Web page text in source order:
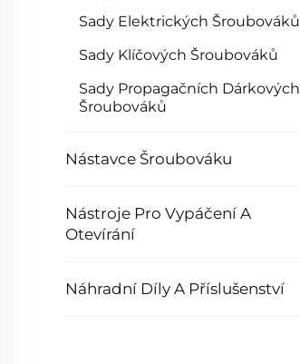
Sady Elektrických Šroubováků
Sady Klíčových Šroubováků
Sady Propagačních Dárkových
Šroubováků
Nástavce Šroubováku
Nástroje Pro Vypáčení A
Otevírání
Náhradní Díly A Příslušenství